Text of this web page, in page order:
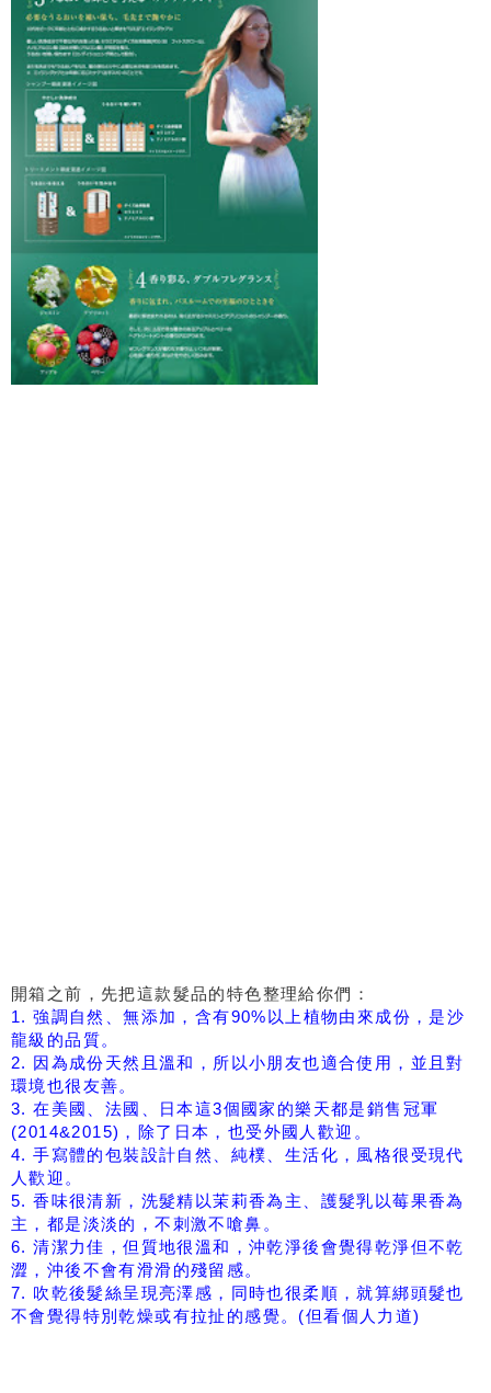
開箱之前，先把這款髮品的特色整理給你們：
1. 強調自然、無添加，含有90%以上植物由來成份，是沙
龍級的品質。
2. 因為成份天然且溫和，所以小朋友也適合使用，並且對
環境也很友善。
3. 在美國、法國、日本這3個國家的樂天都是銷售冠軍
(2014&2015)，除了日本，也受外國人歡迎。
4. 手寫體的包裝設計自然、純樸、生活化，風格很受現代
人歡迎。
5. 香味很清新，洗髮精以茉莉香為主、護髮乳以莓果香為
主，都是淡淡的，不刺激不嗆鼻。
6. 清潔力佳，但質地很溫和，沖乾淨後會覺得乾淨但不乾
澀，沖後不會有滑滑的殘留感。
7. 吹乾後髮絲呈現亮澤感，同時也很柔順，就算綁頭髮也
不會覺得特別乾燥或有拉扯的感覺。(但看個人力道)